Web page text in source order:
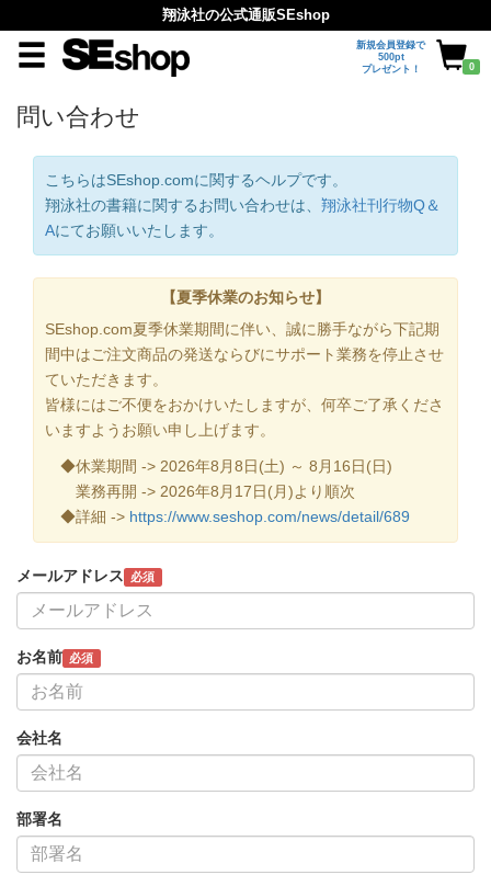
翔泳社の公式通販SEshop
新規会員登録で
500pt
プレゼント！
0
問い合わせ
こちらはSEshop.comに関するヘルプです。
翔泳社の書籍に関するお問い合わせは、 翔泳社刊行物Q＆
Aにてお願いいたします。
【夏季休業のお知らせ】
SEshop.com夏季休業期間に伴い、誠に勝手ながら下記期
間中はご注文商品の発送ならびにサポート業務を停止させ
ていただきます。
皆様にはご不便をおかけいたしますが、何卒ご了承くださ
いますようお願い申し上げます。
◆休業期間 -> 2026年8月8日(土) ～ 8月16日(日)
業務再開 -> 2026年8月17日(月)より順次
◆詳細 -> https://www.seshop.com/news/detail/689
メールアドレス 必須
お名前 必須
会社名
部署名